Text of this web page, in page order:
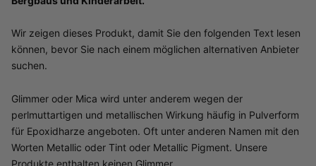
Wir zeigen dieses Produkt, damit Sie den folgenden Text lesen
können, bevor Sie nach einem möglichen alternativen Anbieter
suchen.
Glimmer oder Mica wird unter anderem wegen der
perlmuttartigen und metallischen Wirkung häufig in Pulverform
für Epoxidharze angeboten. Oft unter anderen Namen mit den
Worten Metallic oder Tint oder Metallic Pigment. Unsere